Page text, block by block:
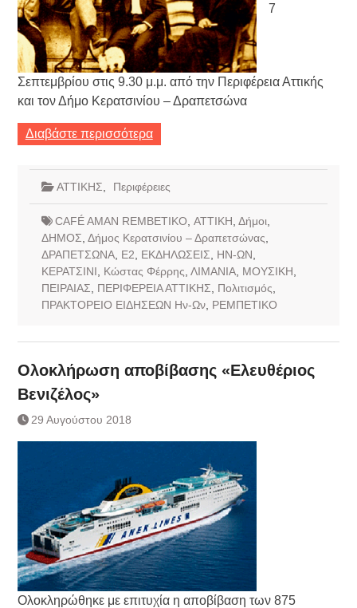
7
Σεπτεμβρίου στις 9.30 μ.μ. από την Περιφέρεια Αττικής
και τον Δήμο Κερατσινίου – Δραπετσώνα
Διαβάστε περισσότερα
ΑΤΤΙΚΗΣ Περιφέρειες
CAFÉ AMAN REMBETIKO ΑΤΤΙΚΗ Δήμοι,
ΔΗΜΟΣ Δήμος Κερατσινίου – Δραπετσώνας
ΔΡΑΠΕΤΣΩΝΑ, Ε2 ΕΚΔΗΛΩΣΕΙΣ ΗΝ-ΩΝ
ΚΕΡΑΤΣΙΝΙ
Κώστας Φέρρης ΛΙΜΑΝΙΑ, ΜΟΥΣΙΚΗ
ΠΕΙΡΑΙΑΣ
ΠΕΡΙΦΕΡΕΙΑ ΑΤΤΙΚΗΣ Πολιτισμός
ΠΡΑΚΤΟΡΕΙΟ ΕΙΔΗΣΕΩΝ Ην-Ων, ΡΕΜΠΕΤΙΚΟ
Ολοκλήρωση αποβίβασης «Ελευθέριος
Βενιζέλος»
29 Αυγούστου 2018
Ολοκληρώθηκε με επιτυχία η αποβίβαση των 875